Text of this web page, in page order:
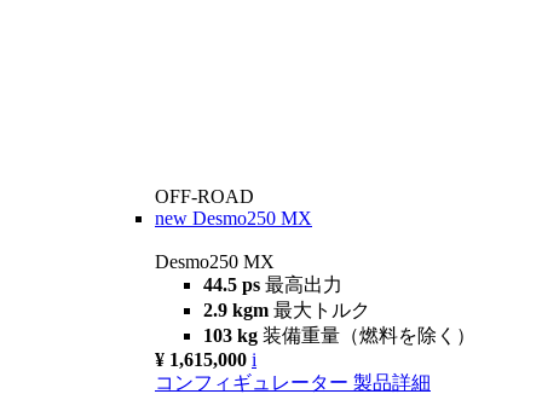
OFF-ROAD
new Desmo250 MX
Desmo250 MX
44.5 ps 最高出力
2.9 kgm 最大トルク
103 kg 装備重量（燃料を除く）
¥ 1,615,000 i
コンフィギュレーター 製品詳細